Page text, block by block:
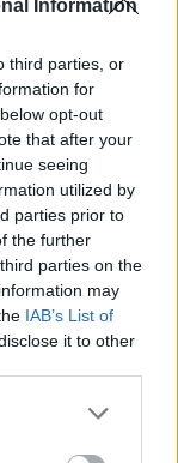
Information
third parties, or
for
opt-out
that after your
seeing
utilized by
parties prior to
the further
parties on the
may
IAB’s List of
it to other
more Google
may click to
των
(76 ευρώ),
και 12
Η αποστολή,
επιπλέον 20